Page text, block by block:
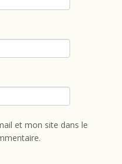
et mon site dans le